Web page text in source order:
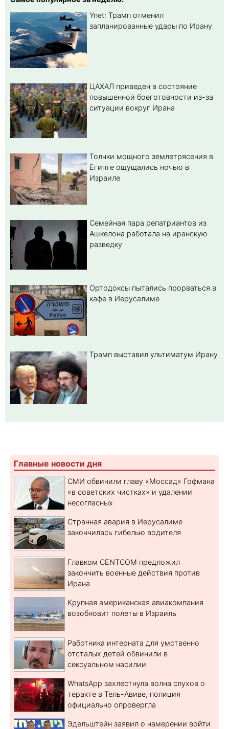
Ynet: Трамп отменил
запланированные удары по Ирану
ЦАХАЛ приведен в состояние
повышенной боеготовности из-за
ситуации вокруг Ирана
Толчки мощного землетрясения в
Египте ощущались ночью в
Израиле
Семейная пара репатриантов из
Ашкелона работала на иранскую
разведку
Ортодоксы пытались прорваться в
кафе в Иерусалиме
Трамп выставил ультиматум Ирану
Главные новости дня
СМИ обвинили главу «Моссад» Гофмана
«в советских чистках» и удалении
несогласных
Странная авария в Иерусалиме
закончилась гибелью водителя
Главком CENTCOM предложил
закончить военные действия против
Ирана
Крупная американская авиакомпания
возобновит полеты в Израиль
Работника интерната для умственно
отсталых детей обвинили в
сексуальном насилии
WhatsApp захлестнула волна слухов о
теракте в Тель-Авиве, полиция
официально опровергла
Эдельштейн заявил о намерении войти